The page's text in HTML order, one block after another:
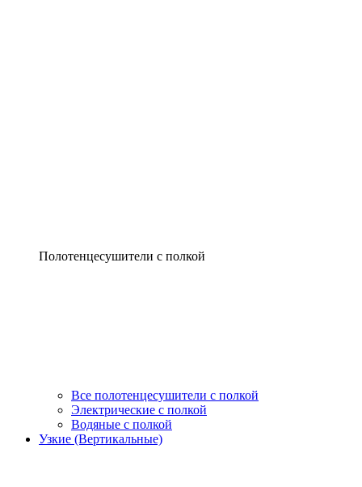
Полотенцесушители с полкой
Все полотенцесушители с полкой
Электрические с полкой
Водяные с полкой
Узкие (Вертикальные)